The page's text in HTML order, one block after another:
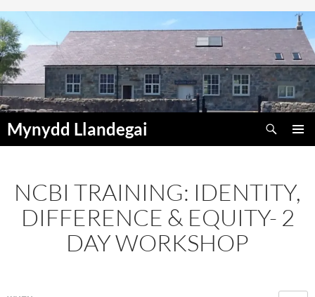
Skip
to
content
Mynydd Llandegai
Search
NCBI TRAINING: IDENTITY,
DIFFERENCE & EQUITY- 2
DAY WORKSHOP